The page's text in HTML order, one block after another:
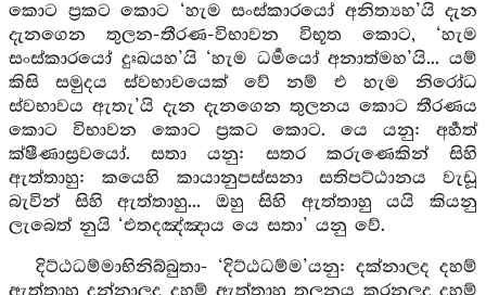
කොට ප්‍රකට කොට ‘හැම සංස්කාරයෝ අනිත්‍යහ’යි දැන
දැනගෙන තුලන-තීරණ-විභාවන විභූත කොට, ‘හැම
සංස්කාරයෝ දුඃඛයහ’යි ‘හැම ධර්‍මයෝ අනාත්මහ’යි... යම්
කිසි සමුදය ස්වභාවයෙක් වේ නම් එ හැම නිරෝධ
ස්වභාවය ඇතැ’යි දැන දැනගෙන තුලනය කොට තීරණය
කොට විභාවන කොට ප්‍රකට කොට. යෙ යනු: අර්‍හත්
ක්ෂීණාස්‍රවයෝ. සතා යනු: සතර කරුණෙකින් සිහි
ඇත්තාහු: කයෙහි කායානුපස්සනා සතිපට්ඨානය වැඩූ
බැවින් සිහි ඇත්තාහු... ඔහු සිහි ඇත්තාහු යයි කියනු
ලැබෙත් නුයි ‘එතදඤ්ඤාය යෙ සතා’ යනු වේ.
දිට්ඨධම්මාභිනිබ්බුතා- ‘දිට්ඨධම්ම’යනු: දක්නාලද දහම්